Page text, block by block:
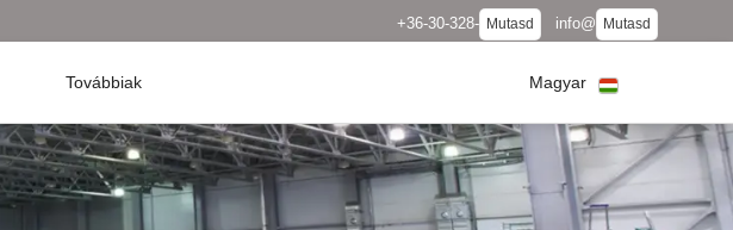
+36-30-328- Mutasd info@ Mutasd
Továbbiak Magyar